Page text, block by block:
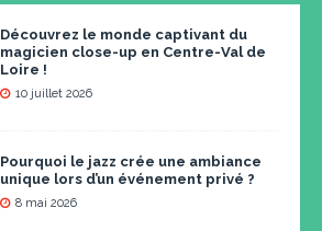
Découvrez le monde captivant du
magicien close-up en Centre-Val de
Loire !
10 juillet 2026
Pourquoi le jazz crée une ambiance
unique lors d’un événement privé ?
8 mai 2026